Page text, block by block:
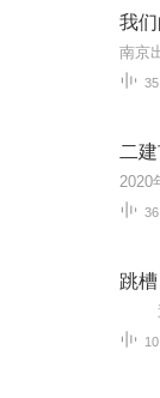
我
35
二
36
跳
10